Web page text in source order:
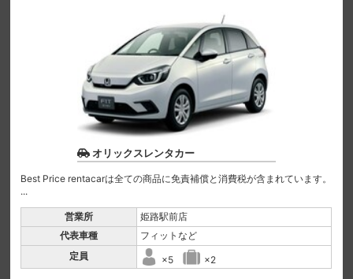
オリックスレンタカー
Best Price rentacarは全ての商品に免責補償と消費税が含まれています。
...
営業所
姫路駅前店
代表車種
フィットなど
定員
×5 ×2